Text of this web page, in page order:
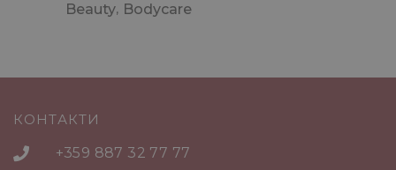
Beauty Bodycare
КОНТАКТИ
+359 887 32 77 77